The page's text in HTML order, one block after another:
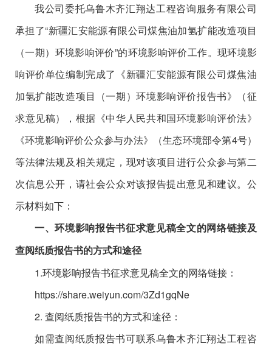
我公司委托乌鲁木齐汇翔达工程咨询服务有限公司
承担了“新疆汇安能源有限公司煤焦油加氢扩能改造项目
（一期）环境影响评价”的环境影响评价工作。 现环境影
响评价单位编制完成了 《新疆汇安能源有限公司煤焦油
加氢扩能改造项目（一期）环境影响评价报告书》（征
求意见稿）
， 根据《中华人民共和国环境影响评价法》
《环境影响评价公众参与办法》 （生态环境部令第4号）
等法律法规及相关规定 ，现对该项目进行公众参与第二
次信息公开，请社会公众对该报告提出意见和建议。 公
示材料如下：
一、环境影响报告书征求意见稿全文的网络链接及
查阅纸质报告书的方式和途径
1.环境影响报告书征求意见稿全文的网络链接：
https://share.weiyun.com/3Zd1gqNe
2. 查阅纸质报告书的方式和途径：
如需查阅纸质报告书可联系乌鲁木齐汇翔达工程咨